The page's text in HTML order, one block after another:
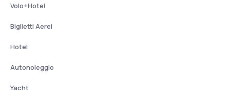
Volo+Hotel
Biglietti Aerei
Hotel
Autonoleggio
Yacht